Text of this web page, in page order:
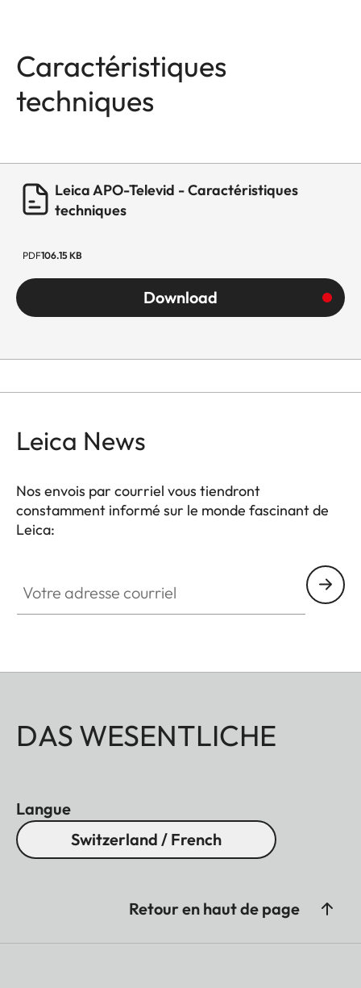
Caractéristiques
techniques
Leica APO-Televid - Caractéristiques
techniques
PDF106.15 KB
Download
Leica News
Nos envois par courriel vous tiendront
constamment informé sur le monde fascinant de
Leica:
DAS WESENTLICHE
Langue
Switzerland / French
Retour en haut de page